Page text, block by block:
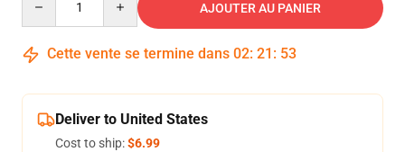
AJOUTER AU PANIER
Cette vente se termine dans 02: 21 : 53
Deliver to United States
Cost to ship:$6.99